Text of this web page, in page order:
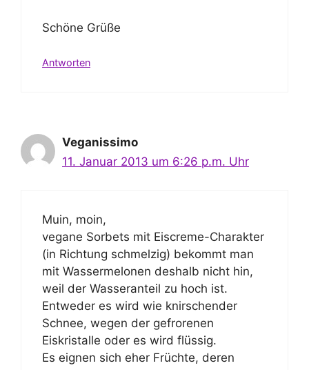
Schöne Grüße
Antworten
Veganissimo
11. Januar 2013 um 6:26 p.m. Uhr
Muin, moin,
vegane Sorbets mit Eiscreme-Charakter
(in Richtung schmelzig) bekommt man
mit Wassermelonen deshalb nicht hin,
weil der Wasseranteil zu hoch ist.
Entweder es wird wie knirschender
Schnee, wegen der gefrorenen
Eiskristalle oder es wird flüssig.
Es eignen sich eher Früchte, deren